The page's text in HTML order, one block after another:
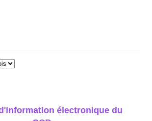
électronique du